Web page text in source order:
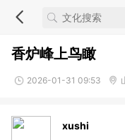
香炉峰上鸟瞰
2026-01-31 09:53
xushi